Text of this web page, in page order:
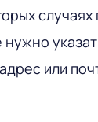
случаях
или